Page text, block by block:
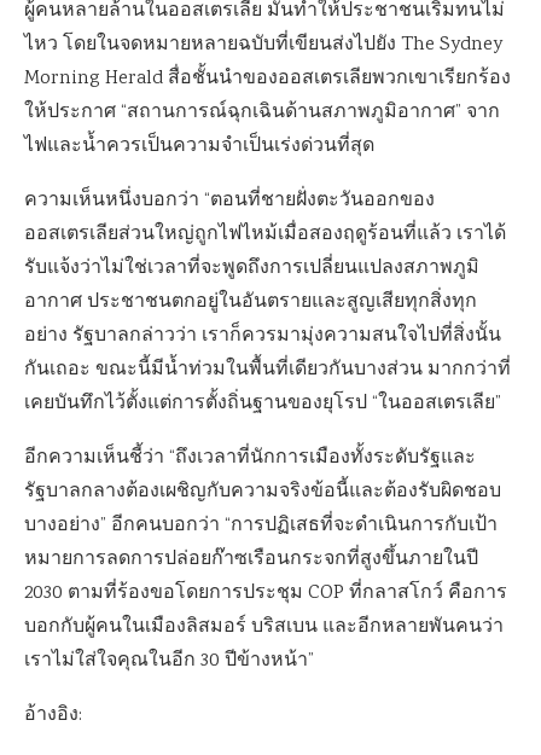
ผู้คนหลายล้านในออสเตรเลีย มันทำให้ประชาชนเริ่มทนไม่
ไหว โดยในจดหมายหลายฉบับที่เขียนส่งไปยัง The Sydney
Morning Herald สื่อชั้นนำของออสเตรเลียพวกเขาเรียกร้อง
ให้ประกาศ “สถานการณ์ฉุกเฉินด้านสภาพภูมิอากาศ” จาก
ไฟและน้ำควรเป็นความจำเป็นเร่งด่วนที่สุด
ความเห็นหนึ่งบอกว่า “ตอนที่ชายฝั่งตะวันออกของ
ออสเตรเลียส่วนใหญ่ถูกไฟไหม้เมื่อสองฤดูร้อนที่แล้ว เราได้
รับแจ้งว่าไม่ใช่เวลาที่จะพูดถึงการเปลี่ยนแปลงสภาพภูมิ
อากาศ ประชาชนตกอยู่ในอันตรายและสูญเสียทุกสิ่งทุก
อย่าง รัฐบาลกล่าวว่า เราก็ควรมามุ่งความสนใจไปที่สิ่งนั้น
กันเถอะ ขณะนี้มีน้ำท่วมในพื้นที่เดียวกันบางส่วน มากกว่าที่
เคยบันทึกไว้ตั้งแต่การตั้งถิ่นฐานของยุโรป “ในออสเตรเลีย”
อีกความเห็นชี้ว่า “ถึงเวลาที่นักการเมืองทั้งระดับรัฐและ
รัฐบาลกลางต้องเผชิญกับความจริงข้อนี้และต้องรับผิดชอบ
บางอย่าง” อีกคนบอกว่า “การปฏิเสธที่จะดำเนินการกับเป้า
หมายการลดการปล่อยก๊าซเรือนกระจกที่สูงขึ้นภายในปี
2030 ตามที่ร้องขอโดยการประชุม COP ที่กลาสโกว์ คือการ
บอกกับผู้คนในเมืองลิสมอร์ บริสเบน และอีกหลายพันคนว่า
เราไม่ใส่ใจคุณในอีก 30 ปีข้างหน้า”
อ้างอิง: